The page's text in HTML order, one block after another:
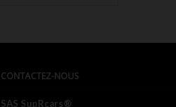
CONTACTEZ-NOUS
SAS SupRcars®